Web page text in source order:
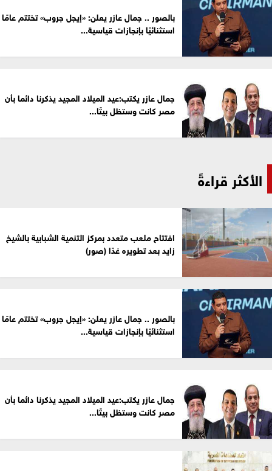
بالصور .. جمال عازر يعلن: «إيجل جروب» تختتم عامًا
استثنائيًا بإنجازات قياسية...
جمال عازر يكتب:عيد الميلاد المجيد يذكرنا دائما بأن
مصر كانت وستظل بيتًا...
الأكثر قراءةً
افتتاح ملعب متعدد بمركز التنمية الشبابية بالشيخ
زايد بعد تطويره غدًا (صور)
بالصور .. جمال عازر يعلن: «إيجل جروب» تختتم عامًا
استثنائيًا بإنجازات قياسية...
جمال عازر يكتب:عيد الميلاد المجيد يذكرنا دائما بأن
مصر كانت وستظل بيتًا...